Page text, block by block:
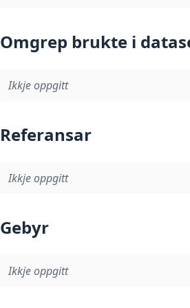
Omgrep brukte i
Ikkje oppgitt
Referansar
Ikkje oppgitt
Gebyr
Ikkje oppgitt